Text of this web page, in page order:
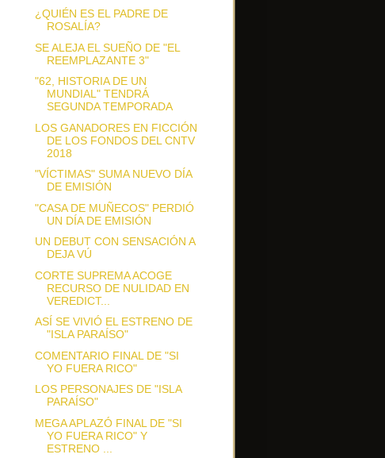
¿QUIÉN ES EL PADRE DE
ROSALÍA?
SE ALEJA EL SUEÑO DE "EL
REEMPLAZANTE 3"
"62, HISTORIA DE UN
MUNDIAL" TENDRÁ
SEGUNDA TEMPORADA
LOS GANADORES EN FICCIÓN
DE LOS FONDOS DEL CNTV
2018
"VÍCTIMAS" SUMA NUEVO DÍA
DE EMISIÓN
"CASA DE MUÑECOS" PERDIÓ
UN DÍA DE EMISIÓN
UN DEBUT CON SENSACIÓN A
DEJA VÚ
CORTE SUPREMA ACOGE
RECURSO DE NULIDAD EN
VEREDICT...
ASÍ SE VIVIÓ EL ESTRENO DE
"ISLA PARAÍSO"
COMENTARIO FINAL DE "SI
YO FUERA RICO"
LOS PERSONAJES DE "ISLA
PARAÍSO"
MEGA APLAZÓ FINAL DE "SI
YO FUERA RICO" Y
ESTRENO ...